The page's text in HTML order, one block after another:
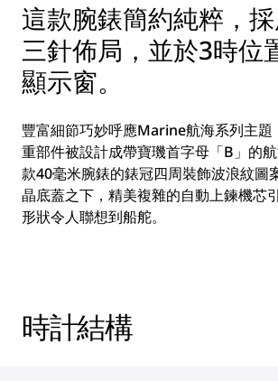
這款腕錶簡約純粹，
三針佈局，並於3時位
顯示窗。
豐富細節巧妙呼應Marine航海系列主題
重部件被設計成帶寶璣首字母「B」的
款40毫米腕錶的錶冠四周裝飾波浪紋圖
晶底蓋之下，精美複雜的自動上鍊機芯
形狀令人聯想到船舵。
時計結構